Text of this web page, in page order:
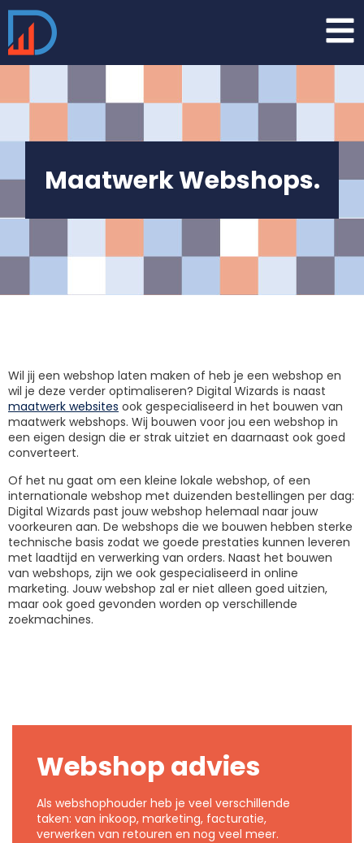
MaatwerkWebshops.
Wil jij een webshop laten maken of heb je een webshop en
wil je deze verder optimaliseren? Digital Wizards is naast
maatwerk websites ook gespecialiseerd in het bouwen van
maatwerk webshops. Wij bouwen voor jou een webshop in
een eigen design die er strak uitziet en daarnaast ook goed
converteert.
Of het nu gaat om een kleine lokale webshop, of een
internationale webshop met duizenden bestellingen per dag:
Digital Wizards past jouw webshop helemaal naar jouw
voorkeuren aan. De webshops die we bouwen hebben sterke
technische basis zodat we goede prestaties kunnen leveren
met laadtijd en verwerking van orders. Naast het bouwen
van webshops, zijn we ook gespecialiseerd in online
marketing. Jouw webshop zal er niet alleen goed uitzien,
maar ook goed gevonden worden op verschillende
zoekmachines.
Webshop advies
Als webshophouder heb je veel verschillende
taken: van inkoop, marketing, facturatie,
verwerken van retouren en nog veel meer.